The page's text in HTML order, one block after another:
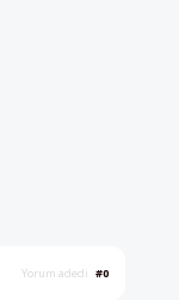
Yorum adedi #0